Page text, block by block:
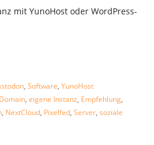
mit YunoHost oder WordPress-
, Software, YunoHost
, eigene Instanz, Empfehlung,
, NextCloud, Pixelfed, Server, soziale